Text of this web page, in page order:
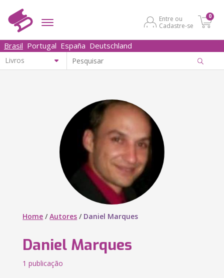
Entre ou
Cadastre-se
0
Brasil Portugal España Deutschland
Home /Autores / Daniel Marques
Daniel Marques
1 publicação